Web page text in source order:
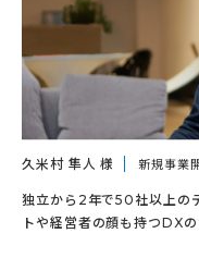
久米村 隼人 様 新規事業
独立から2年で50社以上の
トや経営者の顔も持つDX